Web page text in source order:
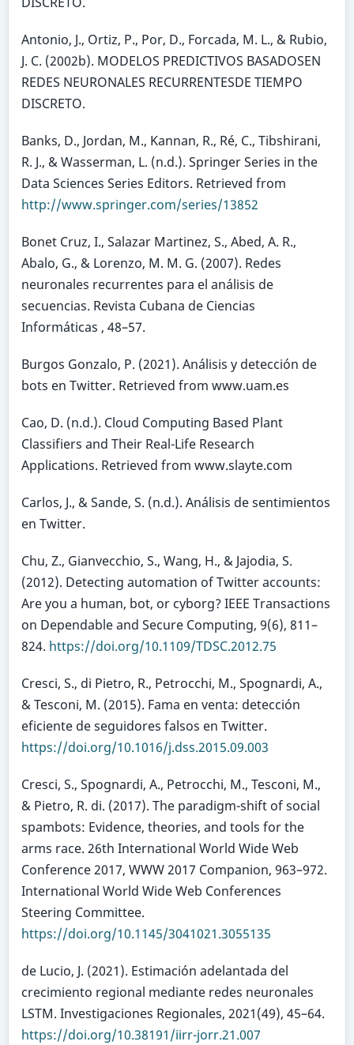
Antonio, J., Ortiz, P., Por, D., Forcada, M. L., & Rubio,
J. C. (2002b). MODELOS PREDICTIVOS BASADOSEN
REDES NEURONALES RECURRENTESDE TIEMPO
DISCRETO.
Banks, D., Jordan, M., Kannan, R., Ré, C., Tibshirani,
R. J., & Wasserman, L. (n.d.). Springer Series in the
Data Sciences Series Editors. Retrieved from
http://www.springer.com/series/13852
Bonet Cruz, I., Salazar Martinez, S., Abed, A. R.,
Abalo, G., & Lorenzo, M. M. G. (2007). Redes
neuronales recurrentes para el análisis de
secuencias. Revista Cubana de Ciencias
Informáticas , 48–57.
Burgos Gonzalo, P. (2021). Análisis y detección de
bots en Twitter. Retrieved from www.uam.es
Cao, D. (n.d.). Cloud Computing Based Plant
Classifiers and Their Real-Life Research
Applications. Retrieved from www.slayte.com
Carlos, J., & Sande, S. (n.d.). Análisis de sentimientos
en Twitter.
Chu, Z., Gianvecchio, S., Wang, H., & Jajodia, S.
(2012). Detecting automation of Twitter accounts:
Are you a human, bot, or cyborg? IEEE Transactions
on Dependable and Secure Computing, 9(6), 811–
824. https://doi.org/10.1109/TDSC.2012.75
Cresci, S., di Pietro, R., Petrocchi, M., Spognardi, A.,
& Tesconi, M. (2015). Fama en venta: detección
eficiente de seguidores falsos en Twitter.
https://doi.org/10.1016/j.dss.2015.09.003
Cresci, S., Spognardi, A., Petrocchi, M., Tesconi, M.,
& Pietro, R. di. (2017). The paradigm-shift of social
spambots: Evidence, theories, and tools for the
arms race. 26th International World Wide Web
Conference 2017, WWW 2017 Companion, 963–972.
International World Wide Web Conferences
Steering Committee.
https://doi.org/10.1145/3041021.3055135
de Lucio, J. (2021). Estimación adelantada del
crecimiento regional mediante redes neuronales
LSTM. Investigaciones Regionales, 2021(49), 45–64.
https://doi.org/10.38191/iirr-jorr.21.007